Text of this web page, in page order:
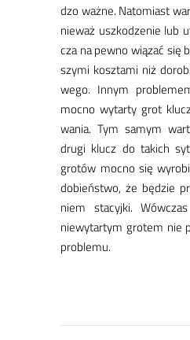
dzo waż­ne. Na­to­miast
nie­waż uszko­dze­nie lub
cza na pew­no wią­zać
szy­mi kosz­ta­mi niż
we­go. In­nym
moc­no wy­tar­ty grot
wa­nia. Tym sa­mym
dru­gi klucz do ta­kich
gro­tów moc­no się
do­bień­stwo, że bę­dzie
niem sta­cyj­ki.
niewy­tar­tym gro­tem nie
pro­blemu.